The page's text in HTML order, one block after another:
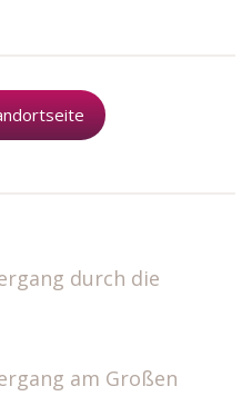
durch die
am Großen